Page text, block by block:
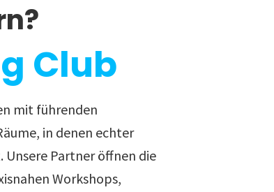
Club
mit führenden
in denen echter
Partner öffnen die
Workshops,